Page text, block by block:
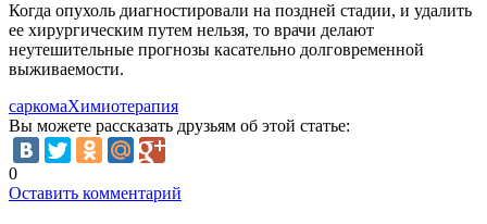
Когда опухоль диагностировали на поздней стадии, и удалить
ее хирургическим путем нельзя, то врачи делают
неутешительные прогнозы касательно долговременной
выживаемости.
саркомаХимиотерапия
Вы можете рассказать друзьям об этой статье:
0
Оставить комментарий